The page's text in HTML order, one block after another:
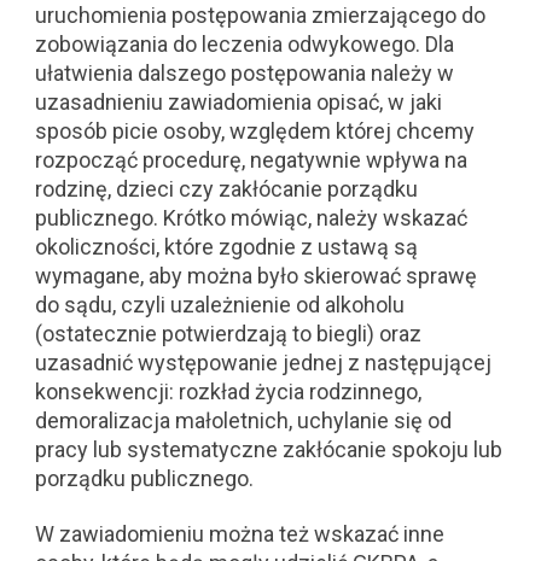
uruchomienia postępowania zmierzającego do
zobowiązania do leczenia odwykowego. Dla
ułatwienia dalszego postępowania należy w
uzasadnieniu zawiadomienia opisać, w jaki
sposób picie osoby, względem której chcemy
rozpocząć procedurę, negatywnie wpływa na
rodzinę, dzieci czy zakłócanie porządku
publicznego. Krótko mówiąc, należy wskazać
okoliczności, które zgodnie z ustawą są
wymagane, aby można było skierować sprawę
do sądu, czyli uzależnienie od alkoholu
(ostatecznie potwierdzają to biegli) oraz
uzasadnić występowanie jednej z następującej
konsekwencji: rozkład życia rodzinnego,
demoralizacja małoletnich, uchylanie się od
pracy lub systematyczne zakłócanie spokoju lub
porządku publicznego.
W zawiadomieniu można też wskazać inne